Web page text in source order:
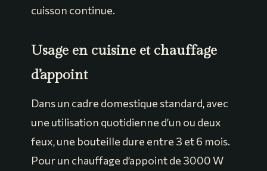
cuisson continue.
Usage en cuisine et chauffage
d’appoint
Dans un cadre domestique standard, avec
une utilisation quotidienne d’un ou deux
feux, une bouteille dure entre 3 et 6 mois.
Pour un chauffage d’appoint de 3000 W